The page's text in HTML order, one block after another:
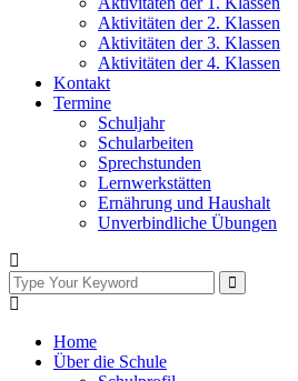
Aktivitäten der 2. Klassen
Aktivitäten der 3. Klassen
Aktivitäten der 4. Klassen
Kontakt
Termine
Schuljahr
Schularbeiten
Sprechstunden
Lernwerkstätten
Ernährung und Haushalt
Unverbindliche Übungen
Home
Über die Schule